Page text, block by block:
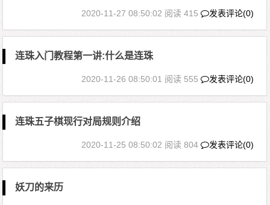
2020-11-27 08:50:02 阅读 415 发表评论(0)
连珠入门教程第一讲:什么是连珠
2020-11-26 08:50:01 阅读 555 发表评论(0)
连珠五子棋现行对局规则介绍
2020-11-25 08:50:02 阅读 804 发表评论(0)
妖刀的来历